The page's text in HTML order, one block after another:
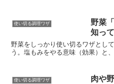
使い切る調理ワザ
野菜
知っ
野菜をしっかり使い切るワザとし
う。塩もみをやる意味（効果）と
使い切る調理ワザ
肉や